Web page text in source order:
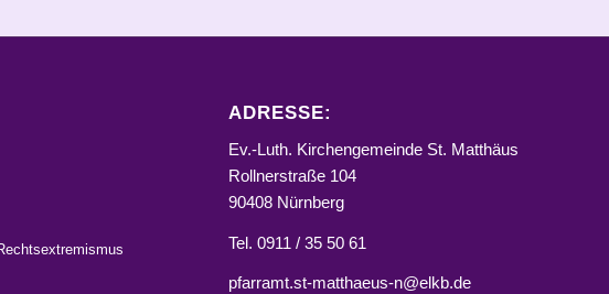
ADRESSE:
Ev.-Luth. Kirchengemeinde St. Matthäus
Rollnerstraße 104
90408 Nürnberg
Tel. 0911 / 35 50 61
pfarramt.st-matthaeus-n@elkb.de